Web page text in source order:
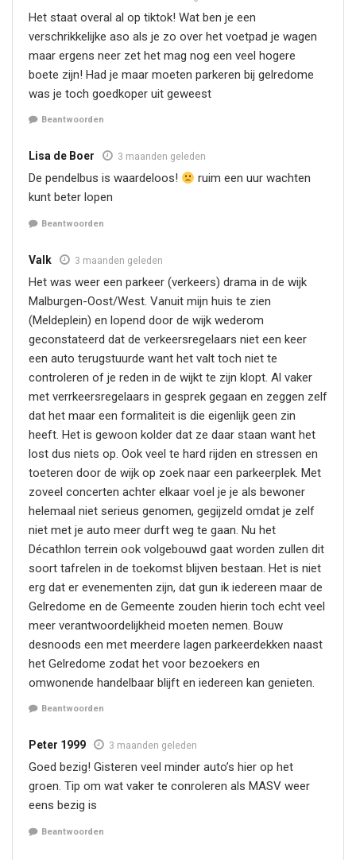
Het staat overal al op tiktok! Wat ben je een
verschrikkelijke aso als je zo over het voetpad je wagen
maar ergens neer zet het mag nog een veel hogere
boete zijn! Had je maar moeten parkeren bij gelredome
was je toch goedkoper uit geweest
Beantwoorden
Lisa de Boer 3 maanden geleden
De pendelbus is waardeloos!
ruim een uur wachten
kunt beter lopen
Beantwoorden
Valk 3 maanden geleden
Het was weer een parkeer (verkeers) drama in de wijk
Malburgen-Oost/West. Vanuit mijn huis te zien
(Meldeplein) en lopend door de wijk wederom
geconstateerd dat de verkeersregelaars niet een keer
een auto terugstuurde want het valt toch niet te
controleren of je reden in de wijkt te zijn klopt. Al vaker
met verrkeersregelaars in gesprek gegaan en zeggen zelf
dat het maar een formaliteit is die eigenlijk geen zin
heeft. Het is gewoon kolder dat ze daar staan want het
lost dus niets op. Ook veel te hard rijden en stressen en
toeteren door de wijk op zoek naar een parkeerplek. Met
zoveel concerten achter elkaar voel je je als bewoner
helemaal niet serieus genomen, gegijzeld omdat je zelf
niet met je auto meer durft weg te gaan. Nu het
Décathlon terrein ook volgebouwd gaat worden zullen dit
soort tafrelen in de toekomst blijven bestaan. Het is niet
erg dat er evenementen zijn, dat gun ik iedereen maar de
Gelredome en de Gemeente zouden hierin toch echt veel
meer verantwoordelijkheid moeten nemen. Bouw
desnoods een met meerdere lagen parkeerdekken naast
het Gelredome zodat het voor bezoekers en
omwonende handelbaar blijft en iedereen kan genieten.
Beantwoorden
Peter 1999 3 maanden geleden
Goed bezig! Gisteren veel minder auto’s hier op het
groen. Tip om wat vaker te conroleren als MASV weer
eens bezig is
Beantwoorden